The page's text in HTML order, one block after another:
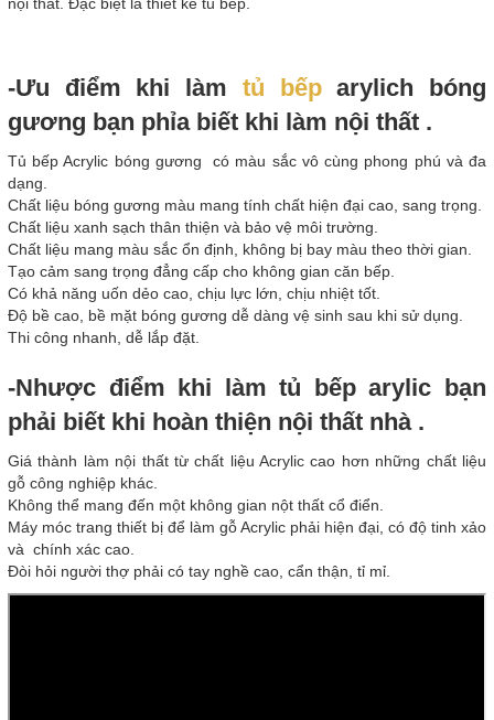
-Ưu điểm khi làm tủ bếparylich bóng
gương bạn phỉa biết khi làm nội thất .
Tủ bếp Acrylic bóng gương có màu sắc vô cùng phong phú và đa
dạng.
Chất liệu bóng gương màu mang tính chất hiện đại cao, sang trọng.
Chất liệu xanh sạch thân thiện và bảo vệ môi trường.
Chất liệu mang màu sắc ổn định, không bị bay màu theo thời gian.
Tạo cảm sang trọng đẳng cấp cho không gian căn bếp.
Có khả năng uốn dẻo cao, chịu lực lớn, chịu nhiệt tốt.
Độ bề cao, bề mặt bóng gương dễ dàng vệ sinh sau khi sử dụng.
Thi công nhanh, dễ lắp đặt.
-Nhược điểm khi làm tủ bếp arylic bạn
phải biết khi hoàn thiện nội thất nhà .
Giá thành làm nội thất từ chất liệu Acrylic cao hơn những chất liệu
gỗ công nghiệp khác.
Không thể mang đến một không gian nột thất cổ điển.
Máy móc trang thiết bị để làm gỗ Acrylic phải hiện đại, có độ tinh xảo
và chính xác cao.
Đòi hỏi người thợ phải có tay nghề cao, cẩn thận, tỉ mỉ.